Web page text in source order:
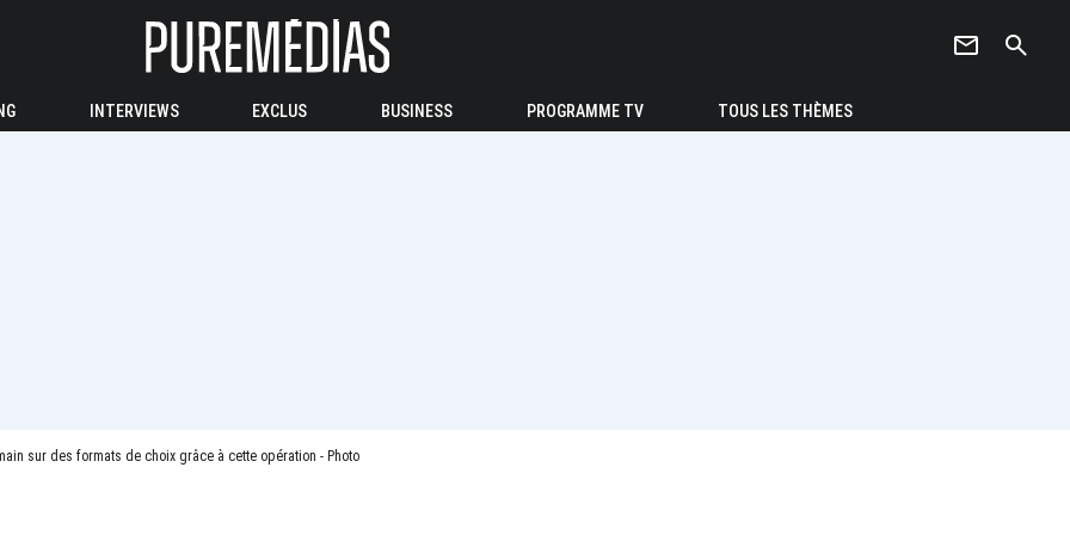
newsletter search
INTERVIEWS EXCLUS BUSINESS PROGRAMME TV TOUS LES THÈMES
sur des formats de choix grâce à cette opération - Photo